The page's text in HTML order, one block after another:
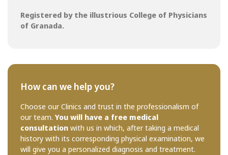
Registered by the illustrious College of Physicians
of Granada.
How can we help you?
Choose our Clinics and trust in the professionalism of
our team. You will have a free medical
consultation with us in which, after taking a medical
history with its corresponding physical examination, we
will give you a personalized diagnosis and treatment.